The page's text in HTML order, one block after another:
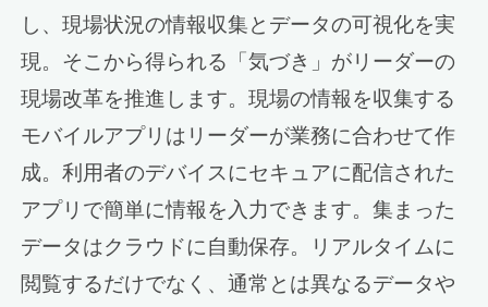
し、現場状況の情報収集とデータの可視化を実
現。そこから得られる「気づき」がリーダーの
現場改革を推進します。現場の情報を収集する
モバイルアプリはリーダーが業務に合わせて作
成。利用者のデバイスにセキュアに配信された
アプリで簡単に情報を入力できます。集まった
データはクラウドに自動保存。リアルタイムに
閲覧するだけでなく、通常とは異なるデータや